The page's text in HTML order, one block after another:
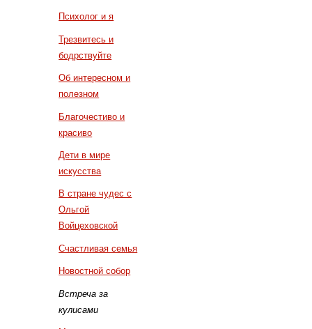
Психолог и я
Трезвитесь и
бодрствуйте
Об интересном и
полезном
Благочестиво и
красиво
Дети в мире
искусства
В стране чудес с
Ольгой
Войцеховской
Счастливая семья
Новостной собор
Встреча за
кулисами